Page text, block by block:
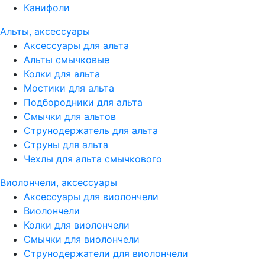
Канифоли
Альты, аксессуары
Аксессуары для альта
Альты смычковые
Колки для альта
Мостики для альта
Подбородники для альта
Смычки для альтов
Струнодержатель для альта
Струны для альта
Чехлы для альта смычкового
Виолончели, аксессуары
Аксессуары для виолончели
Виолончели
Колки для виолончели
Смычки для виолончели
Струнодержатели для виолончели